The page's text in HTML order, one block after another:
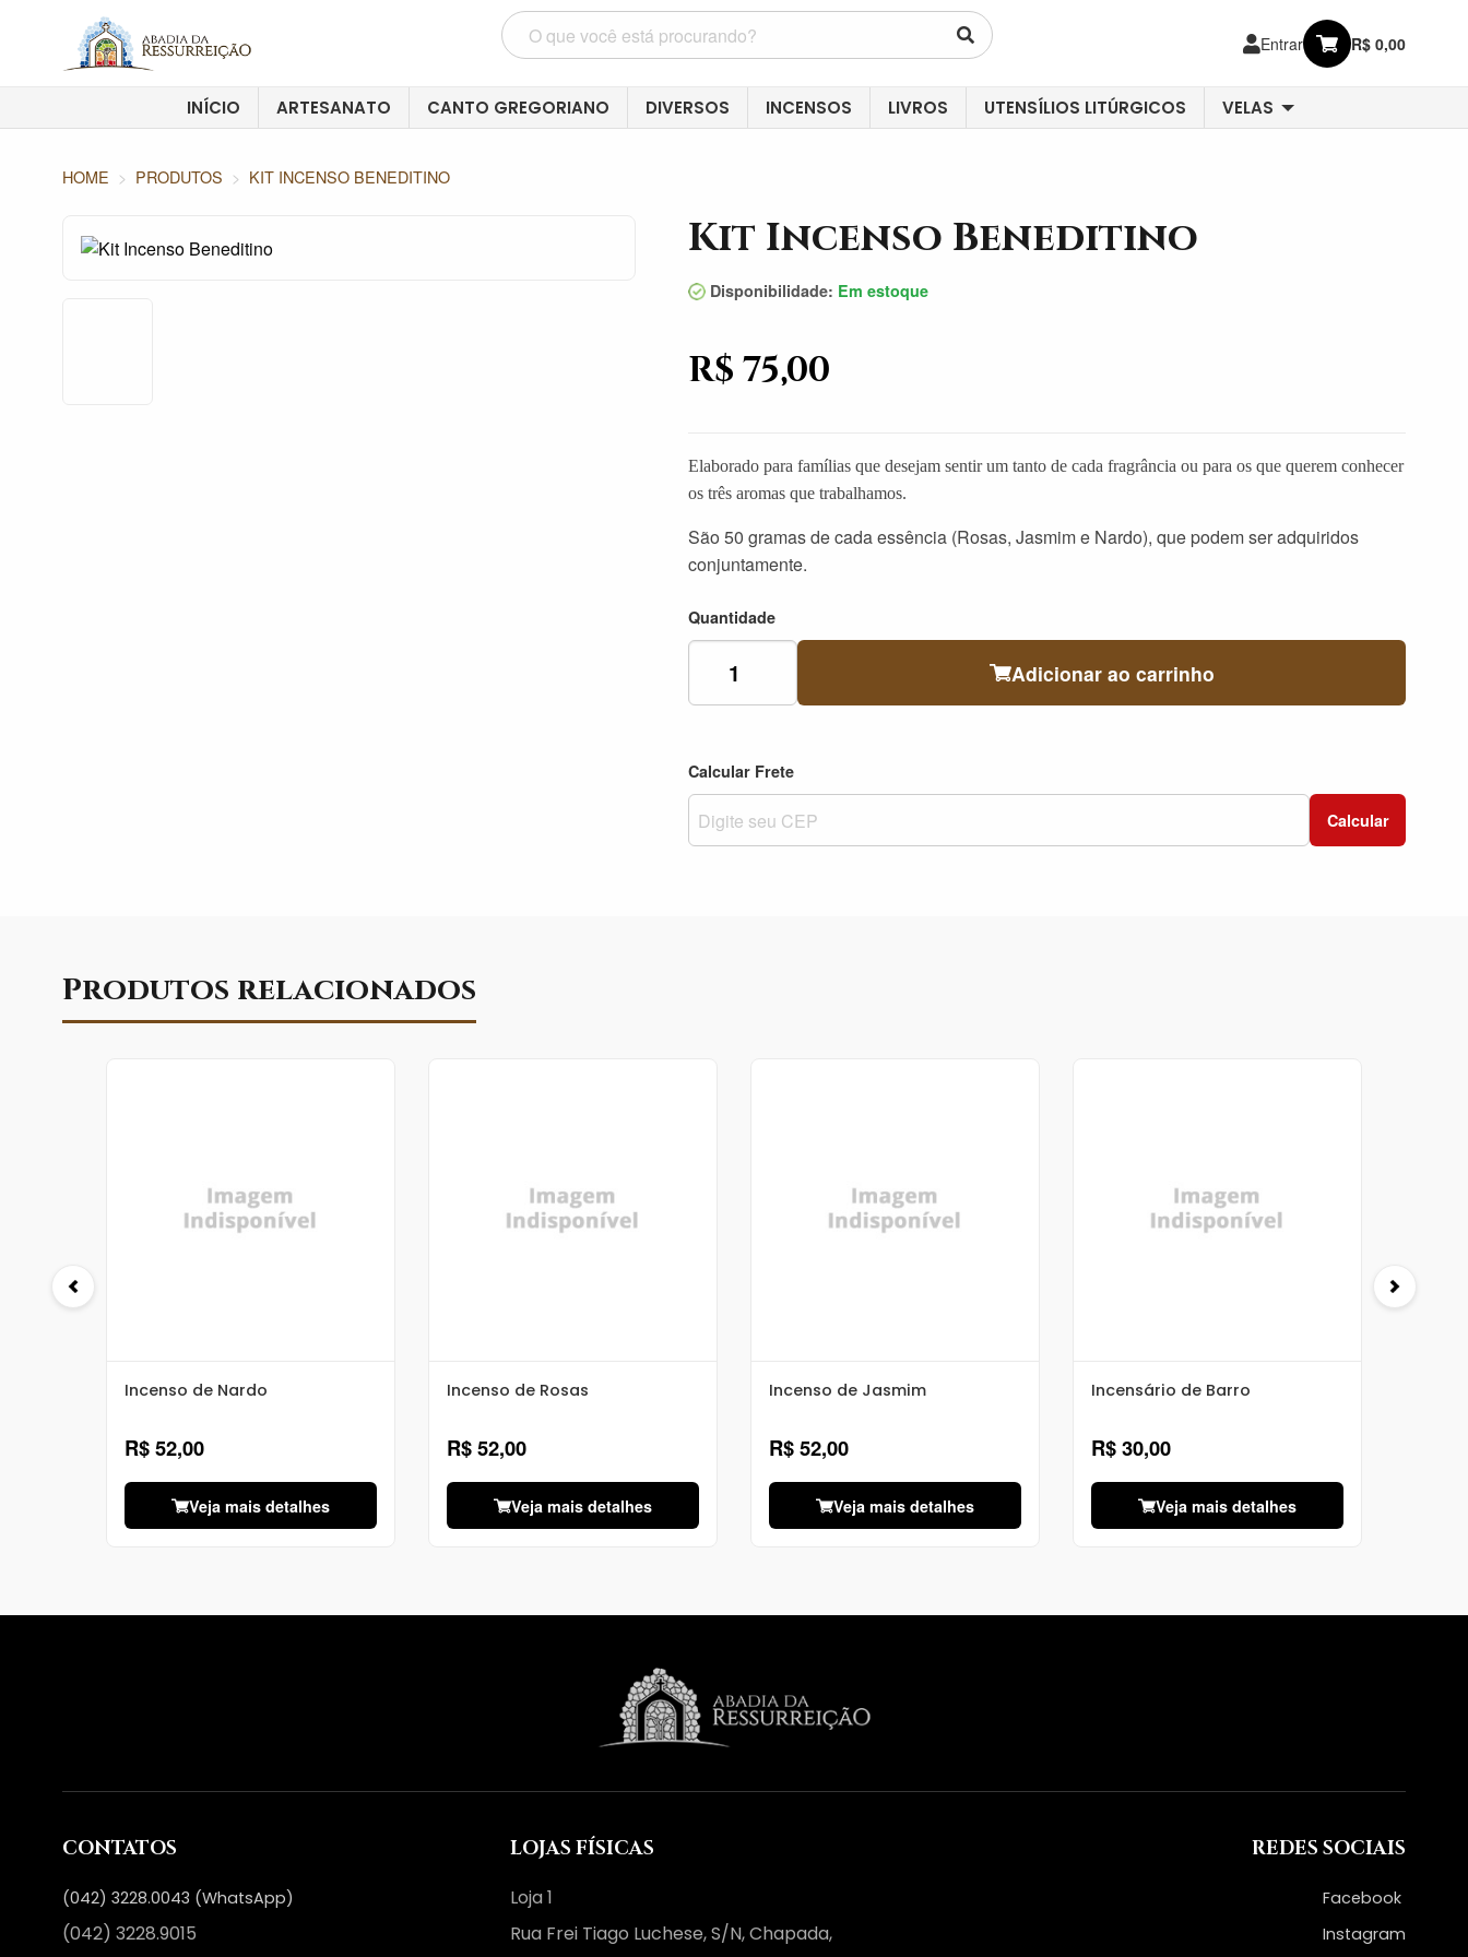
Entrar R$ 0,00
INÍCIO ARTESANATO CANTO GREGORIANO DIVERSOS INCENSOS LIVROS UTENSÍLIOS LITÚRGICOS VELAS
HOME PRODUTOS KIT INCENSO BENEDITINO
Kit Incenso Beneditino
Disponibilidade: Em estoque
R$ 75,00
Elaborado para famílias que desejam sentir um tanto de cada fragrância ou para os que querem conhecer
os três aromas que trabalhamos.
São 50 gramas de cada essência (Rosas, Jasmim e Nardo), que podem ser adquiridos
conjuntamente.
Quantidade
Adicionar ao carrinho
Calcular Frete
Calcular
Produtos relacionados
Incenso de Nardo
R$ 52,00
Veja mais detalhes
Incenso de Rosas
R$ 52,00
Veja mais detalhes
Incenso de Jasmim
R$ 52,00
Veja mais detalhes
Incensário de Barro
R$ 30,00
Veja mais detalhes
CONTATOS
(042) 3228.0043 (WhatsApp)
(042) 3228.9015
LOJAS FÍSICAS
Loja 1
Rua Frei Tiago Luchese, S/N, Chapada,
REDES SOCIAIS
Facebook
Instagram